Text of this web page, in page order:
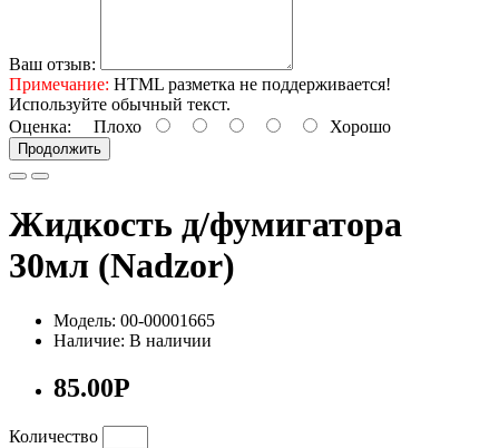
Ваш отзыв:
Примечание: HTML разметка не поддерживается!
Используйте обычный текст.
Оценка: Плохо Хорошо
Продолжить
Жидкость д/фумигатора
30мл (Nadzor)
Модель: 00-00001665
Наличие: В наличии
85.00Р
Количество